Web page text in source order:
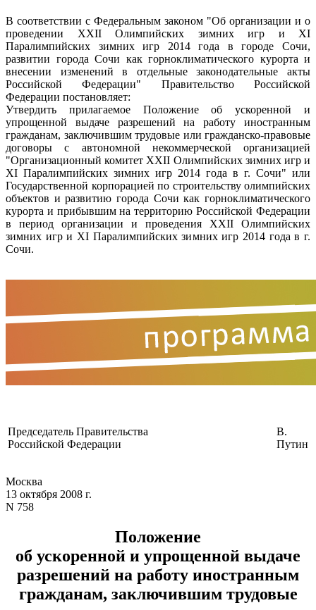
В соответствии с Федеральным законом "Об организации и о
проведении XXII Олимпийских зимних игр и XI
Паралимпийских зимних игр 2014 года в городе Сочи,
развитии города Сочи как горноклиматического курорта и
внесении изменений в отдельные законодательные акты
Российской Федерации" Правительство Российской
Федерации постановляет:
Утвердить прилагаемое Положение об ускоренной и
упрощенной выдаче разрешений на работу иностранным
гражданам, заключившим трудовые или гражданско-правовые
договоры с автономной некоммерческой организацией
"Организационный комитет XXII Олимпийских зимних игр и
XI Паралимпийских зимних игр 2014 года в г. Сочи" или
Государственной корпорацией по строительству олимпийских
объектов и развитию города Сочи как горноклиматического
курорта и прибывшим на территорию Российской Федерации
в период организации и проведения XXII Олимпийских
зимних игр и XI Паралимпийских зимних игр 2014 года в г.
Сочи.
Председатель Правительства
Российской Федерации
В.
Путин
Москва
13 октября 2008 г.
N 758
Положение
об ускоренной и упрощенной выдаче
разрешений на работу иностранным
гражданам, заключившим трудовые